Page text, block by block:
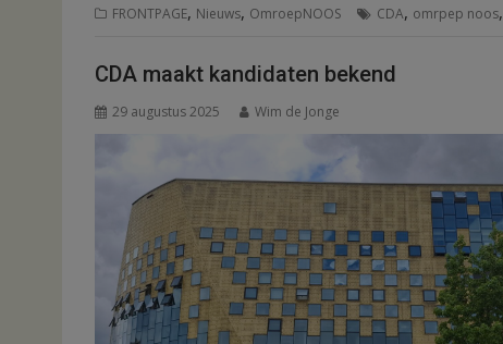
FRONTPAGE, Nieuws, OmroepNOOS CDA, omrpep noos,
CDA maakt kandidaten bekend
29 augustus 2025 Wim de Jonge